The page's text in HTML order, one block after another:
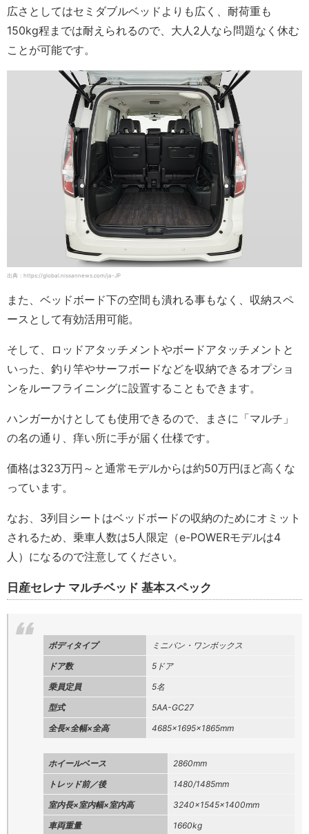
広さとしてはセミダブルベッドよりも広く、耐荷重も
150kg程までは耐えられるので、大人2人なら問題なく休む
ことが可能です。
出典：https://global.nissannews.com/ja-JP
また、ベッドボード下の空間も潰れる事もなく、収納スペ
ースとして有効活用可能。
そして、ロッドアタッチメントやボードアタッチメントと
いった、釣り竿やサーフボードなどを収納できるオプショ
ンをルーフライニングに設置することもできます。
ハンガーかけとしても使用できるので、まさに「マルチ」
の名の通り、痒い所に手が届く仕様です。
価格は323万円～と通常モデルからは約50万円ほど高くな
っています。
なお、3列目シートはベッドボードの収納のためにオミット
されるため、乗車人数は5人限定（e-POWERモデルは4
人）になるので注意してください。
日産セレナ マルチベッド 基本スペック
ボディタイプ
ミニバン・ワンボックス
ドア数
5ドア
乗員定員
5名
型式
5AA-GC27
全長×全幅×全高
4685×1695×1865mm
ホイールベース
2860mm
トレッド前／後
1480/1485mm
室内長×室内幅×室内高
3240×1545×1400mm
車両重量
1660kg